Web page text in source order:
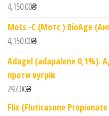
4,150.00₴
Mots -C (Мотс ) BioAge
4,150.00₴
Adagel (adapalene 0,1%).
проти вугрів
297.00₴
Flix (Fluticasone